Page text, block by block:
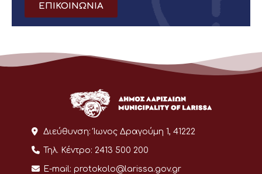
ΕΠΙΚΟΙΝΩΝΙΑ
Διεύθυνση: Ίωνος Δραγούμη 1, 41222
Τηλ. Κέντρο: 2413 500 200
E-mail: protokolo@larissa.gov.gr